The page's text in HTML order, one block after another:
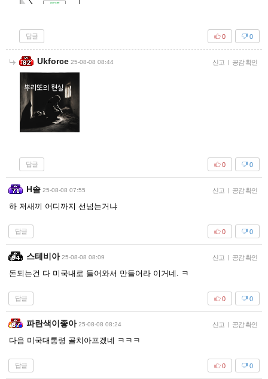
답글 0
0
Ukforce 25-08-08 08:44 신고 | 공감 확인
답글 0
0
H솔 25-08-08 07:55 신고 | 공감 확인
하 저새끼 어디까지 선넘는거냐
답글 0
0
스테비아 25-08-08 08:09 신고 | 공감 확인
돈되는건 다 미국내로 들어와서 만들어라 이거네. ㅋ
답글 0
0
파란색이좋아 25-08-08 08:24 신고 | 공감 확인
다음 미국대통령 골치아프겠네 ㅋㅋㅋ
답글 0
0